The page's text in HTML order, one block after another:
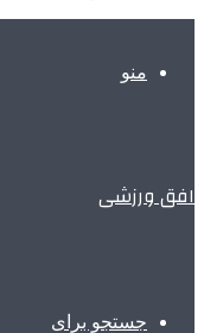
منو
افق ورزشی
جستجو برای